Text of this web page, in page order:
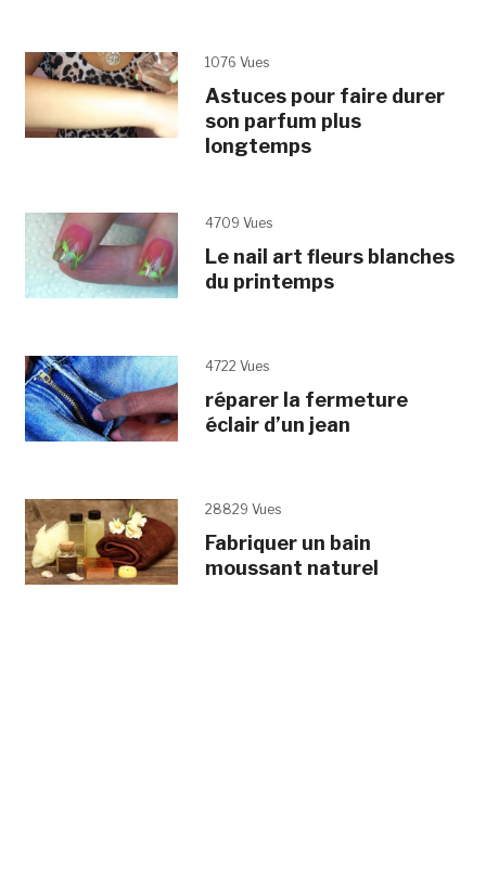
1076 Vues
Astuces pour faire durer
son parfum plus
longtemps
4709 Vues
Le nail art fleurs blanches
du printemps
4722 Vues
réparer la fermeture
éclair d’un jean
28829 Vues
Fabriquer un bain
moussant naturel